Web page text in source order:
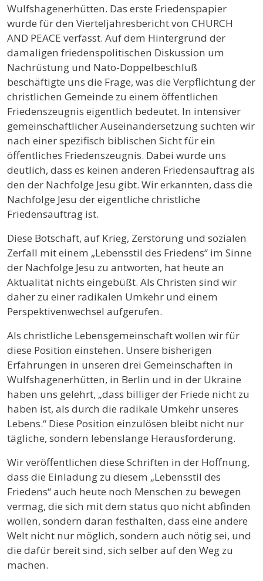
Wulfshagenerhütten. Das erste Friedenspapier
wurde für den Vierteljahresbericht von CHURCH
AND PEACE verfasst. Auf dem Hintergrund der
damaligen friedenspolitischen Diskussion um
Nachrüstung und Nato-Doppelbeschluß
beschäftigte uns die Frage, was die Verpflichtung der
christlichen Gemeinde zu einem öffentlichen
Friedenszeugnis eigentlich bedeutet. In intensiver
gemeinschaftlicher Auseinandersetzung suchten wir
nach einer spezifisch biblischen Sicht für ein
öffentliches Friedenszeugnis. Dabei wurde uns
deutlich, dass es keinen anderen Friedensauftrag als
den der Nachfolge Jesu gibt. Wir erkannten, dass die
Nachfolge Jesu der eigentliche christliche
Friedensauftrag ist.
Diese Botschaft, auf Krieg, Zerstörung und sozialen
Zerfall mit einem „Lebensstil des Friedens“ im Sinne
der Nachfolge Jesu zu antworten, hat heute an
Aktualität nichts eingebüßt. Als Christen sind wir
daher zu einer radikalen Umkehr und einem
Perspektivenwechsel aufgerufen.
Als christliche Lebensgemeinschaft wollen wir für
diese Position einstehen. Unsere bisherigen
Erfahrungen in unseren drei Gemeinschaften in
Wulfshagenerhütten, in Berlin und in der Ukraine
haben uns gelehrt, „dass billiger der Friede nicht zu
haben ist, als durch die radikale Umkehr unseres
Lebens.“ Diese Position einzulösen bleibt nicht nur
tägliche, sondern lebenslange Herausforderung.
Wir veröffentlichen diese Schriften in der Hoffnung,
dass die Einladung zu diesem „Lebensstil des
Friedens“ auch heute noch Menschen zu bewegen
vermag, die sich mit dem status quo nicht abfinden
wollen, sondern daran festhalten, dass eine andere
Welt nicht nur möglich, sondern auch nötig sei, und
die dafür bereit sind, sich selber auf den Weg zu
machen.